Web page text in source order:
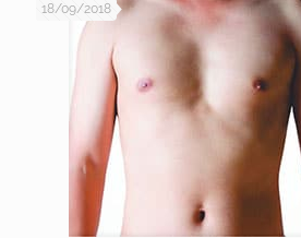
18/09/2018